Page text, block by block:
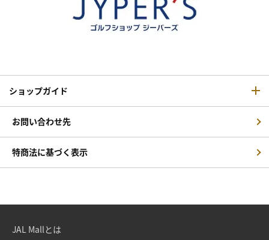
ショップガイド
お問い合わせ先
特商法に基づく表示
JAL Mallとは